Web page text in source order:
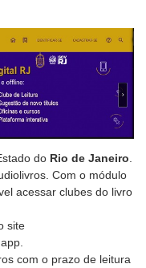
do Rio de Janeiro
Com o módulo
acessar clubes do livro
site
com o prazo de leitura